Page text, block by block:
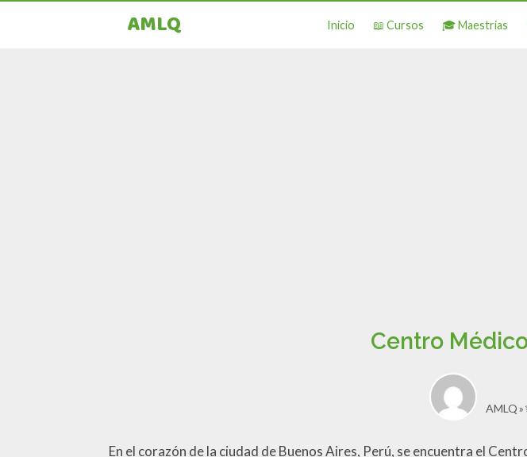
AMLQ Inicio 📖 Cursos 🎓 Maestrias
Centro
AMLQ
En el corazón de la ciudad de Buenos Aires, Perú, se encuentra el